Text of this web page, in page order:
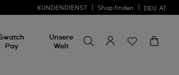
KUNDENDIENST Shop finden DEU AT
Pay
Unsere
Welt
etwas
suchen